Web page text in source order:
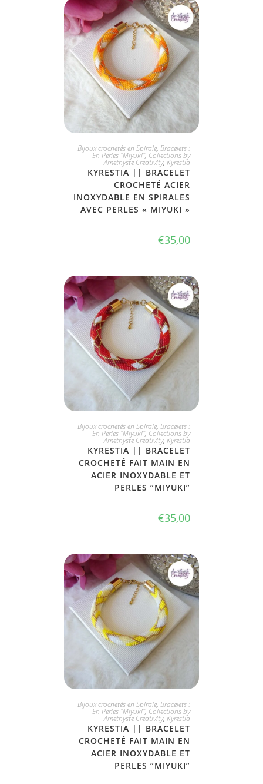
JE L'ADOPTE
Bijoux crochetés en Spirale, Bracelets :
En Perles "Miyuki", Collections by
Amethyste Creativity, Kyrestia
KYRESTIA || BRACELET
CROCHETÉ ACIER
INOXYDABLE EN SPIRALES
AVEC PERLES « MIYUKI »
€35,00
JE L'ADOPTE
Bijoux crochetés en Spirale, Bracelets :
En Perles "Miyuki", Collections by
Amethyste Creativity, Kyrestia
KYRESTIA || BRACELET
CROCHETÉ FAIT MAIN EN
ACIER INOXYDABLE ET
PERLES “MIYUKI”
€35,00
JE L'ADOPTE
Bijoux crochetés en Spirale, Bracelets :
En Perles "Miyuki", Collections by
Amethyste Creativity, Kyrestia
KYRESTIA || BRACELET
CROCHETÉ FAIT MAIN EN
ACIER INOXYDABLE ET
PERLES “MIYUKI”